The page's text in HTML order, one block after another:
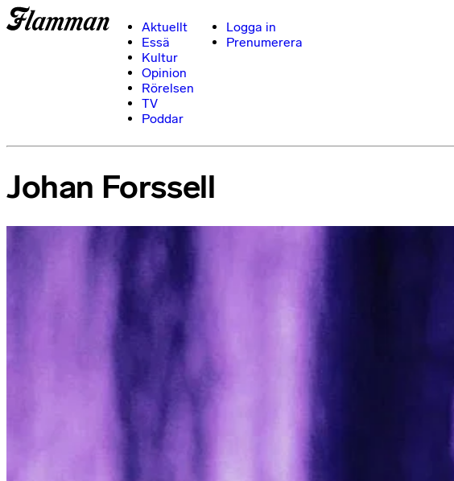
Aktuellt
Essä
Kultur
Opinion
Rörelsen
TV
Poddar
Logga in
Prenumerera
Johan Forssell